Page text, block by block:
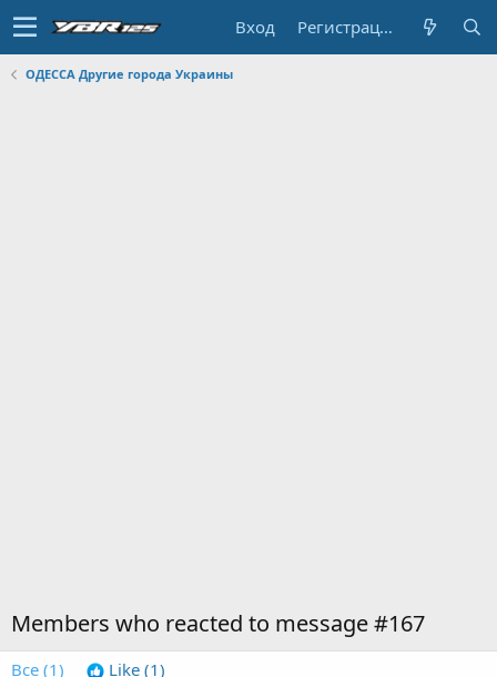
Вход Регистрация
ОДЕССА Другие города Украины
Members who reacted to message #167
Все (1) Like (1)